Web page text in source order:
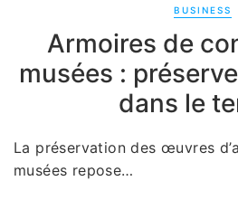
BUSINESS
Armoires de
musées :
dans le
La préservation des œuvres
musées repose…